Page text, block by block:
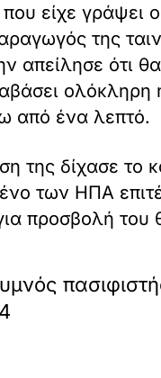
είχε γράψει
της
απείλησε ότι
ολόκληρη
από ένα λεπτό.
της δίχασε το
των ΗΠΑ
προσβολή του